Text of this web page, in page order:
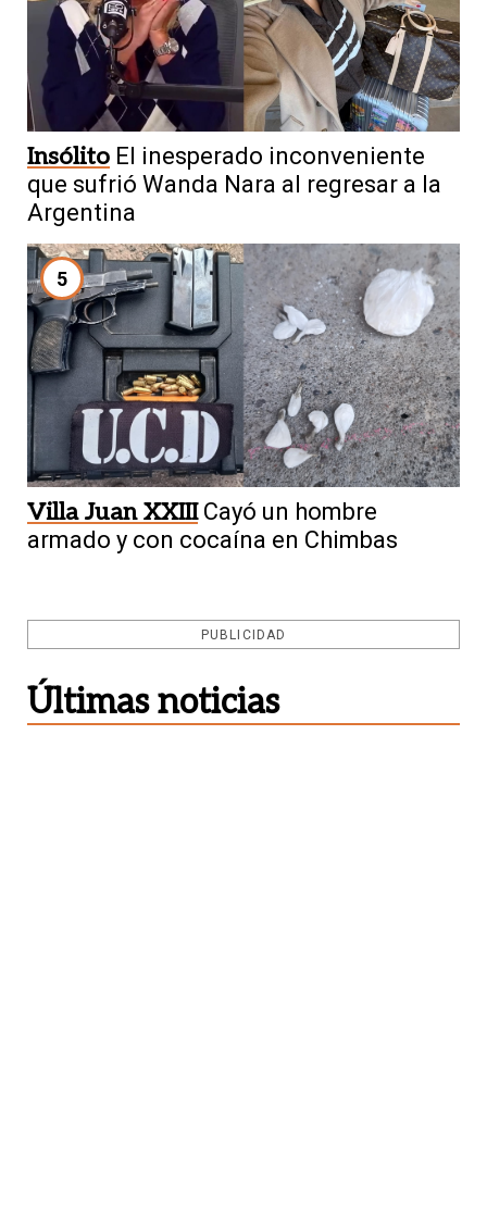
Insólito El inesperado inconveniente
que sufrió Wanda Nara al regresar a la
Argentina
5
Villa Juan XXIII Cayó un hombre
armado y con cocaína en Chimbas
PUBLICIDAD
Últimas noticias